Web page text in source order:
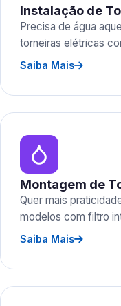
Instalação de
Precisa de água
torneiras elétricas
Saiba Mais
Montagem de
Quer mais
modelos com filtro
Saiba Mais